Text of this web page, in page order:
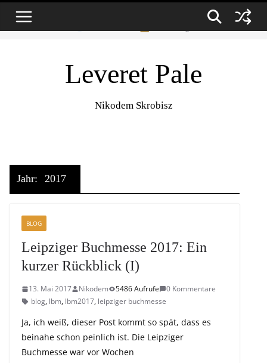
Zum
Inhalt
Leveret Pale
Nikodem Skrobisz
Jahr: 2017
BLOG
Leipziger Buchmesse 2017: Ein
kurzer Rückblick (I)
13. Mai 2017 Nikodem 5486 Aufrufe
0 Kommentare
blog, lbm, lbm2017, leipziger buchmesse
Ja, ich weiß, dieser Post kommt so spät, dass es
beinahe schon peinlich ist. Die Leipziger
Buchmesse war vor Wochen